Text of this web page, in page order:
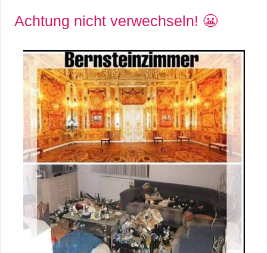
Achtung nicht verwechseln! 😬